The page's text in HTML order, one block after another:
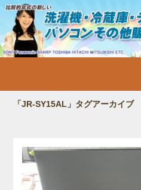
中古家電・洗
テレビ・パソ
市内：フ
「JR-SY15AL」タグアーカイブ